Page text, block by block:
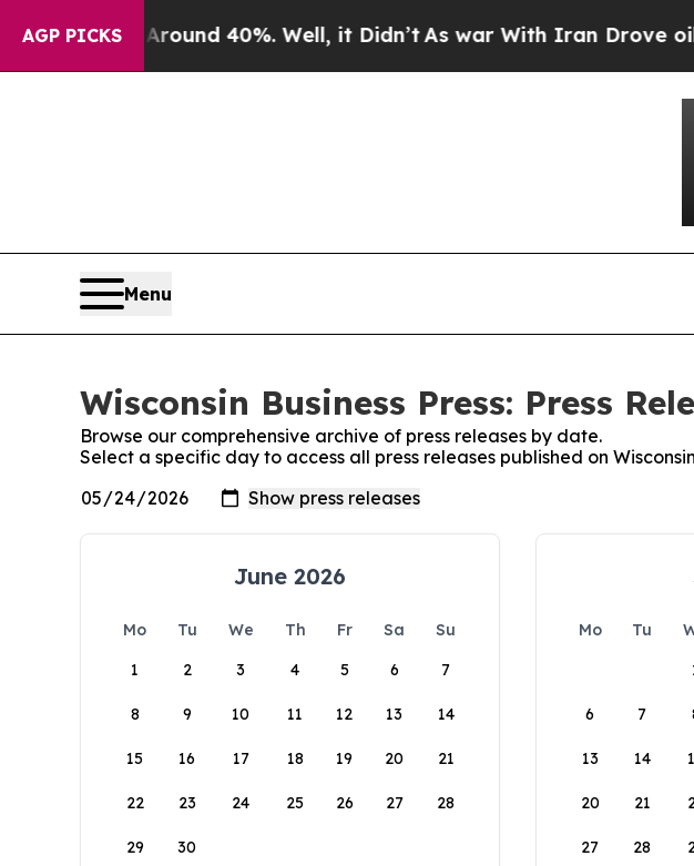
AGP PICKS
Around 40%. Well, it Didn’t As war With Iran Drove oil Prices
Menu
Wisconsin Business Press: Press
Browse our comprehensive archive of press releases by date.
Select a specific day to access all press releases published on Wisconsin
June 2026
Mo Tu We Th Fr Sa
Su
1
2 3 4 5 6 7
8 9 10 11 12 13 14
15 16 17 18 19 20 21
22 23 24 25 26 27 28
29 30
Mo Tu
6 7
13 14
20 21
27 28